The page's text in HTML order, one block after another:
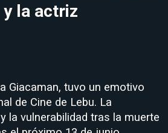
la actriz
Giacaman, tuvo un emotivo
de Cine de Lebu. La
la vulnerabilidad tras la muerte